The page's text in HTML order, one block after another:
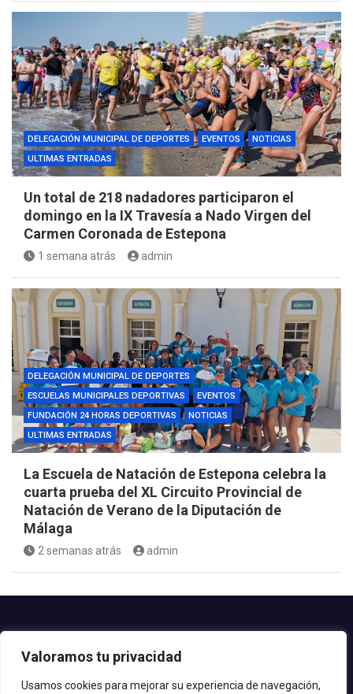
Valoramos tu privacidad
Usamos cookies para mejorar su experiencia de navegación,
DELEGACIÓN MUNICIPAL DE DEPORTES EVENTOS
NOTICIAS
ULTIMAS ENTRADAS
Un total de 218 nadadores participaron el
domingo en la IX Travesía a Nado Virgen del
Carmen Coronada de Estepona
1 semana atrás admin
DELEGACIÓN MUNICIPAL DE DEPORTES
ESCUELAS MUNICIPALES DEPORTIVAS
EVENTOS
FUNDACIÓN 24 HORAS DEPORTIVAS
NOTICIAS
ULTIMAS ENTRADAS
La Escuela de Natación de Estepona celebra la
cuarta prueba del XL Circuito Provincial de
Natación de Verano de la Diputación de
Málaga
2 semanas atrás admin
Teléfono: 952.80.24.44